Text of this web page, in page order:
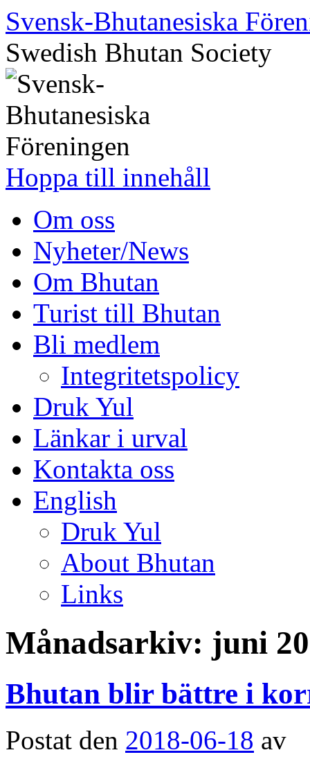
Svensk-Bhutanesiska
Swedish Bhutan Society
Hoppa till innehåll
Om oss
Nyheter/News
Om Bhutan
Turist till Bhutan
Bli medlem
Integritetspolicy
Druk Yul
Länkar i urval
Kontakta oss
English
Druk Yul
About Bhutan
Links
Månadsarkiv: juni
Bhutan blir bättre i
Postat den 2018-06-18 av